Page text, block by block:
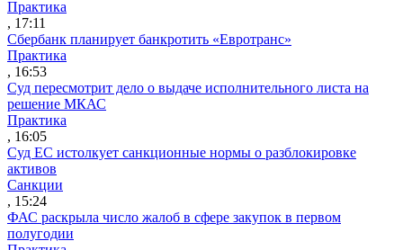
Практика
, 17:11
Сбербанк планирует банкротить «Евротранс»
Практика
, 16:53
Суд пересмотрит дело о выдаче исполнительного листа на
решение МКАС
Практика
, 16:05
Суд ЕС истолкует санкционные нормы о разблокировке
активов
Санкции
, 15:24
ФАС раскрыла число жалоб в сфере закупок в первом
полугодии